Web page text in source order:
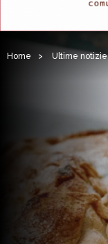
Home > Ultime notizie